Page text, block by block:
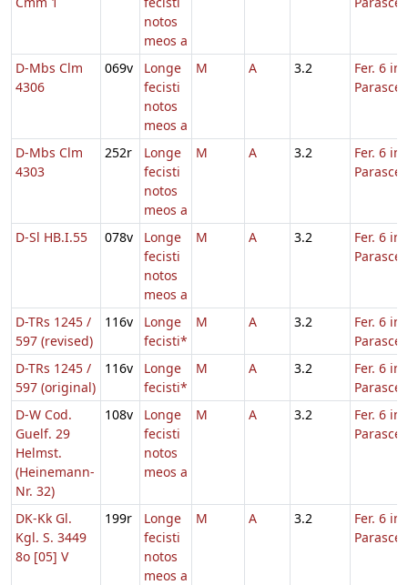
notos
meos a
D-Mbs Clm
4306
069v
Longe
fecisti
notos
meos a
M A 3.2
Fer. 6 in
D-Mbs Clm
4303
252r
Longe
fecisti
notos
meos a
M A 3.2
Fer. 6 in
D-Sl HB.I.55 078v
Longe
fecisti
notos
meos a
M A 3.2
Fer. 6 in
D-TRs 1245 /
597 (revised)
116v
Longe
fecisti*
M A 3.2
Fer. 6 in
D-TRs 1245 /
597 (original)
116v
Longe
fecisti*
M A 3.2
Fer. 6 in
D-W Cod.
Guelf. 29
Helmst.
(Heinemann-
Nr. 32)
108v
Longe
fecisti
notos
meos a
M A 3.2
Fer. 6 in
DK-Kk Gl.
Kgl. S. 3449
8o [05] V
199r
Longe
fecisti
notos
meos a
M A 3.2
Fer. 6 in